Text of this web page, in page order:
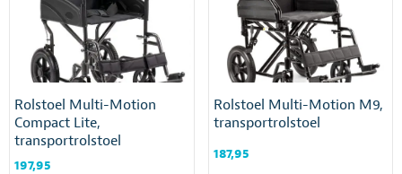
variaties.
Deze
kan
gekozen
op
de
productpagina
variaties.
optie
kan
worden
op
productpagina
Rolstoel Multi-Motion
Compact Lite,
transportrolstoel
197,95
Rolstoel Multi-Motion M9,
transportrolstoel
187,95